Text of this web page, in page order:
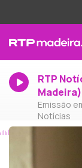
RTP
Madeira)
Emissão
Notícias